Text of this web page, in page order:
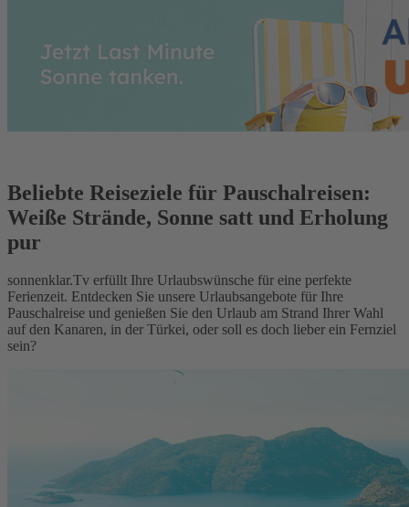
Beliebte Reiseziele für Pauschalreisen:
Weiße Strände, Sonne satt und Erholung
pur
sonnenklar.Tv erfüllt Ihre Urlaubswünsche für eine perfekte
Ferienzeit. Entdecken Sie unsere Urlaubsangebote für Ihre
Pauschalreise und genießen Sie den Urlaub am Strand Ihrer Wahl
auf den Kanaren, in der Türkei, oder soll es doch lieber ein Fernziel
sein?